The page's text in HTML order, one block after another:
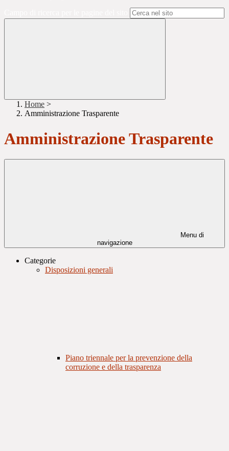
Home >
Amministrazione Trasparente
Amministrazione Trasparente
Menu di
navigazione
Categorie
Disposizioni generali
Piano triennale per la prevenzione della
corruzione e della trasparenza